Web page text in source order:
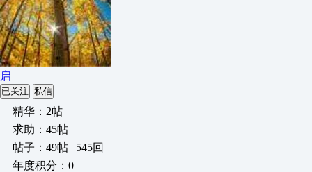
启
已关注 私信
精华：2帖
求助：45帖
帖子：49帖 | 545回
年度积分：0